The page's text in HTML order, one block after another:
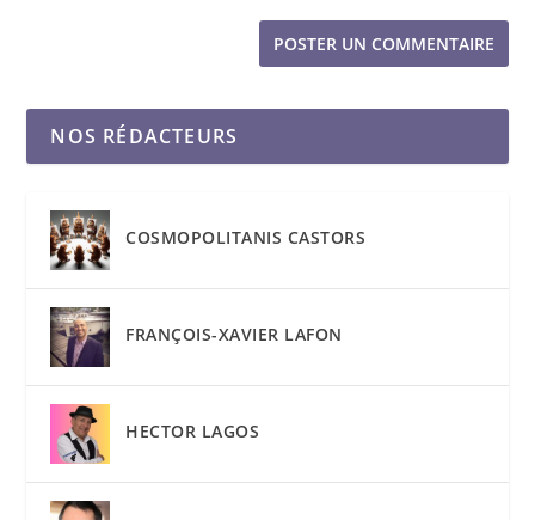
NOS RÉDACTEURS
COSMOPOLITANIS CASTORS
FRANÇOIS-XAVIER LAFON
HECTOR LAGOS